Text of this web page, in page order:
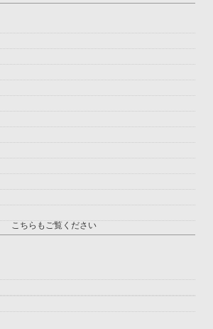
こちらもご覧ください